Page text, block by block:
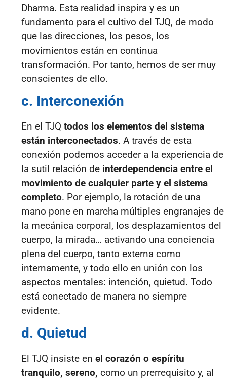
Dharma. Esta realidad inspira y es un
fundamento para el cultivo del TJQ, de modo
que las direcciones, los pesos, los
movimientos están en continua
transformación. Por tanto, hemos de ser muy
conscientes de ello.
c. Interconexión
En el TJQ todos los elementos del sistema
están interconectados. A través de esta
conexión podemos acceder a la experiencia de
la sutil relación de interdependencia entre el
movimiento de cualquier parte y el sistema
completo. Por ejemplo, la rotación de una
mano pone en marcha múltiples engranajes de
la mecánica corporal, los desplazamientos del
cuerpo, la mirada… activando una conciencia
plena del cuerpo, tanto externa como
internamente, y todo ello en unión con los
aspectos mentales: intención, quietud. Todo
está conectado de manera no siempre
evidente.
d. Quietud
El TJQ insiste en el corazón o espíritu
tranquilo, sereno, como un prerrequisito y, al